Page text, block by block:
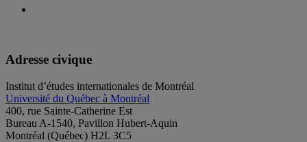
Adresse civique
Institut d’études internationales de Montréal
Université du Québec à Montréal
400, rue Sainte-Catherine Est
Bureau A-1540, Pavillon Hubert-Aquin
Montréal (Québec) H2L 3C5